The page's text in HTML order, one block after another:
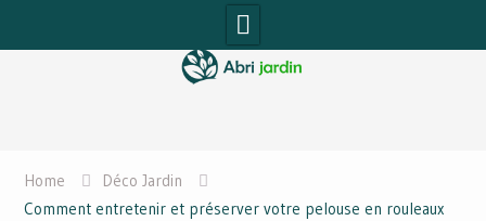
to
Home
Déco Jardin
Comment entretenir et préserver votre pelouse en rouleaux